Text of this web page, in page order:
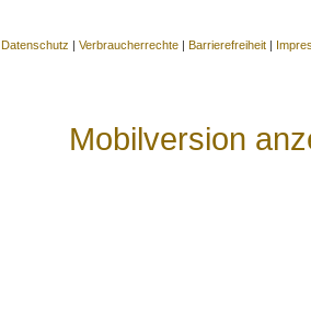
Datenschutz | Verbraucherrechte | Barrierefreiheit |
Mobilversion